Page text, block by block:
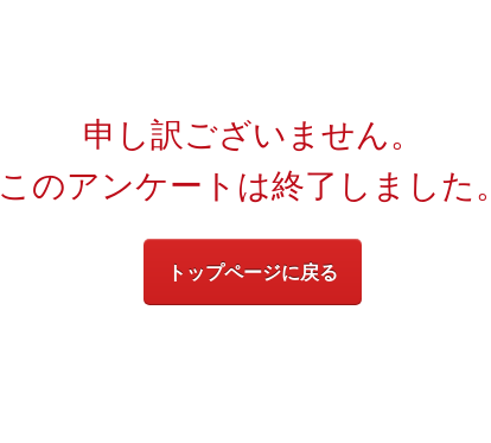
申し訳ございません。
このアンケートは終了しました。
トップページに戻る